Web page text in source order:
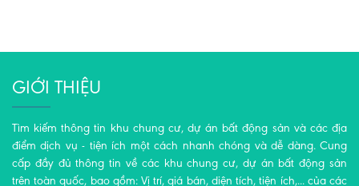
GIỚI THIỆU
Tìm kiếm thông tin khu chung cư, dự án bất động sản và các địa
điểm dịch vụ - tiện ích một cách nhanh chóng và dễ dàng. Cung
cấp đầy đủ thông tin về các khu chung cư, dự án bất động sản
trên toàn quốc, bao gồm: Vị trí, giá bán, diện tích, tiện ích,... của các